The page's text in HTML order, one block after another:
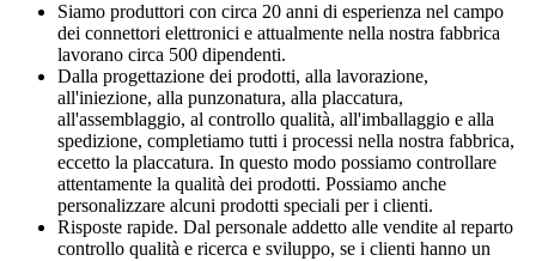
Siamo produttori con circa 20 anni di esperienza nel campo
dei connettori elettronici e attualmente nella nostra fabbrica
lavorano circa 500 dipendenti.
Dalla progettazione dei prodotti, alla lavorazione,
all'iniezione, alla punzonatura, alla placcatura,
all'assemblaggio, al controllo qualità, all'imballaggio e alla
spedizione, completiamo tutti i processi nella nostra fabbrica,
eccetto la placcatura. In questo modo possiamo controllare
attentamente la qualità dei prodotti. Possiamo anche
personalizzare alcuni prodotti speciali per i clienti.
Risposte rapide. Dal personale addetto alle vendite al reparto
controllo qualità e ricerca e sviluppo, se i clienti hanno un